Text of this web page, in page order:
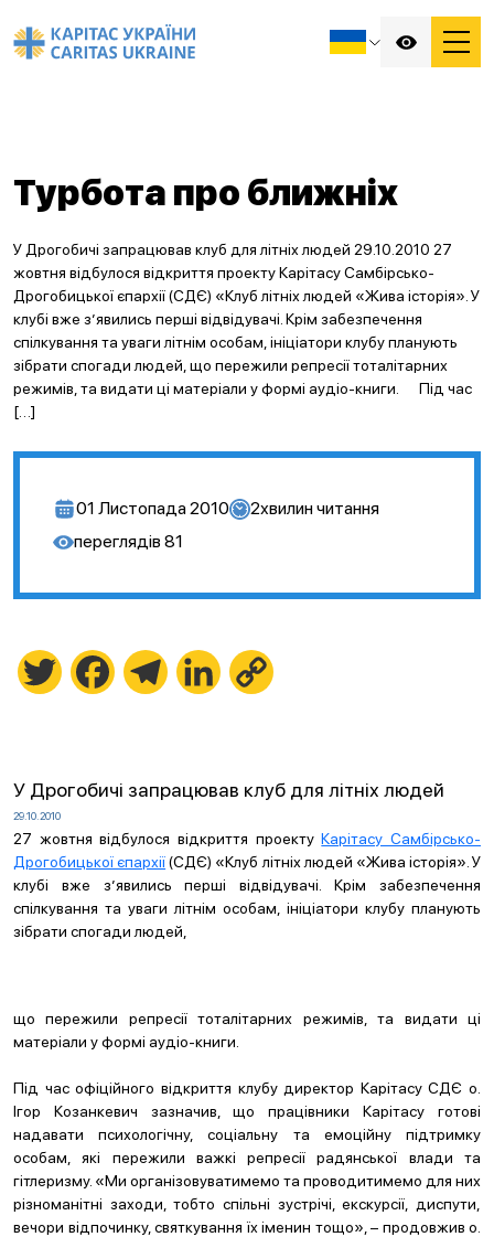
Турбота про ближніх
У Дрогобичі запрацював клуб для літніх людей 29.10.2010 27
жовтня відбулося відкриття проекту Карітасу Самбірсько-
Дрогобицької єпархії (СДЄ) «Клуб літніх людей «Жива історія». У
клубі вже з’явились перші відвідувачі. Крім забезпечення
спілкування та уваги літнім особам, ініціатори клубу планують
зібрати спогади людей, що пережили репресії тоталітарних
режимів, та видати ці матеріали у формі аудіо-книги. Під час
[…]
01 Листопада 2010 2хвилин читання
переглядів 81
Twitter FacebookTelegramLinkedIn
У Дрогобичі запрацював клуб для літніх людей
29.10.2010
27 жовтня відбулося відкриття проектуКарітасу Самбірсько-
Дрогобицької єпархії(СДЄ) «Клуб літніх людей «Жива історія». У
клубі вже з’явились перші відвідувачі. Крім забезпечення
спілкування та уваги літнім особам, ініціатори клубу планують
зібрати спогади людей,
що пережили репресії тоталітарних режимів, та видати ці
матеріали у формі аудіо-книги.
Під час офіційного відкриття клубу директор Карітасу СДЄ о.
Ігор Козанкевич зазначив, що працівники Карітасу готові
надавати психологічну, соціальну та емоційну підтримку
особам, які пережили важкі репресії радянської влади та
гітлеризму. «Ми організовуватимемо та проводитимемо для них
різноманітні заходи, тобто спільні зустрічі, екскурсії, диспути,
вечори відпочинку, святкування їх іменин тощо», – продовжив о.